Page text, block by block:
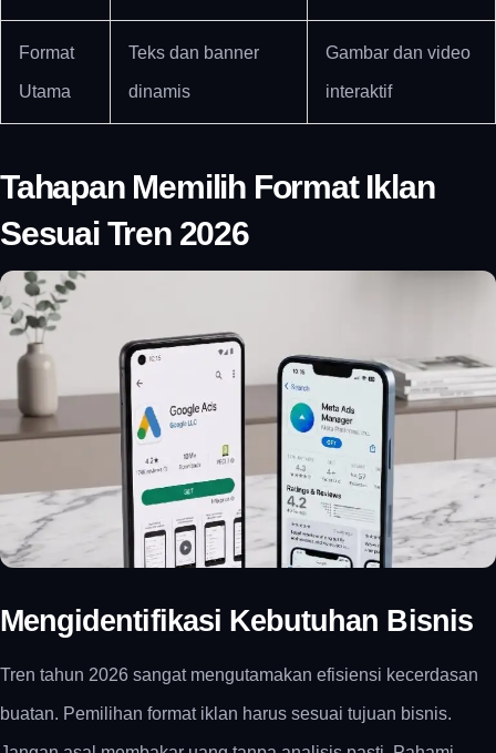
Format
Utama
Teks dan banner
dinamis
Gambar dan video
interaktif
Tahapan Memilih Format Iklan
Sesuai Tren 2026
Mengidentifikasi Kebutuhan Bisnis
Tren tahun 2026 sangat mengutamakan efisiensi kecerdasan
buatan. Pemilihan format iklan harus sesuai tujuan bisnis.